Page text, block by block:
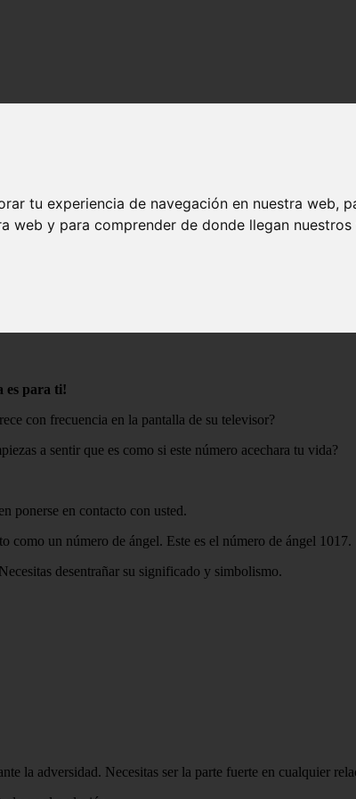
tu experiencia de navegación en nuestra web,
web y para comprender de donde llegan nuestros
es para ti!
con frecuencia en la pantalla de su televisor?
a sentir que es como si este número acechara tu vida?
ponerse en contacto con usted.
como un número de ángel. Este es el número de ángel 1017.
desentrañar su significado y simbolismo.
la adversidad. Necesitas ser la parte fuerte en cualquier